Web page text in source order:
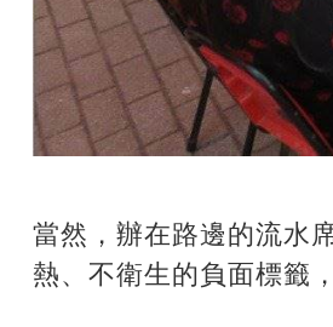
當然，辦在路邊的流水
熱、不衛生的負面標籤